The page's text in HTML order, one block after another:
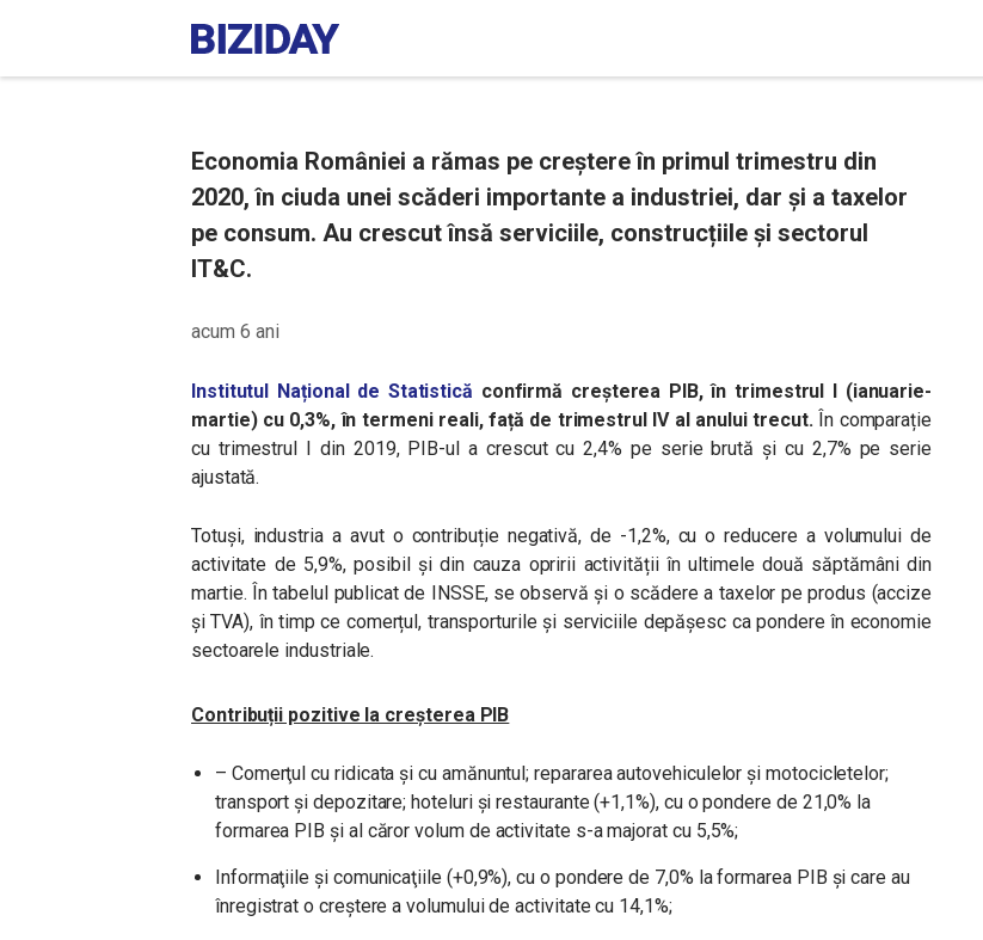
Economia României a rămas pe creștere în primul trimestru din
2020, în ciuda unei scăderi importante a industriei, dar și a taxelor
pe consum. Au crescut însă serviciile, construcțiile și sectorul
IT&C.
acum 6 ani
Institutul Național de Statistică confirmă creșterea PIB, în trimestrul I (ianuarie-
martie) cu 0,3%, în termeni reali, față de trimestrul IV al anului trecut. În comparație
cu trimestrul I din 2019, PIB-ul a crescut cu 2,4% pe serie brută și cu 2,7% pe serie
ajustată.
Totuși, industria a avut o contribuție negativă, de -1,2%, cu o reducere a volumului de
activitate de 5,9%, posibil și din cauza opririi activității în ultimele două săptămâni din
martie. În tabelul publicat de INSSE, se observă și o scădere a taxelor pe produs (accize
și TVA), în timp ce comerțul, transporturile și serviciile depășesc ca pondere în economie
sectoarele industriale.
Contribuții pozitive la creșterea PIB
– Comerţul cu ridicata şi cu amănuntul; repararea autovehiculelor şi motocicletelor;
transport şi depozitare; hoteluri şi restaurante (+1,1%), cu o pondere de 21,0% la
formarea PIB şi al căror volum de activitate s-a majorat cu 5,5%;
Informaţiile şi comunicaţiile (+0,9%), cu o pondere de 7,0% la formarea PIB şi care au
înregistrat o creştere a volumului de activitate cu 14,1%;